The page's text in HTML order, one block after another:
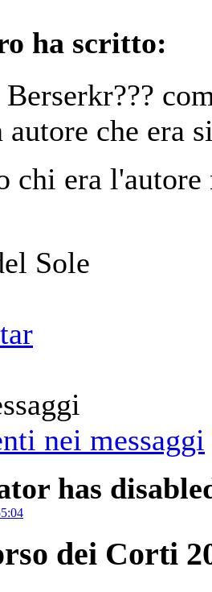
ha scritto:
autore che era
chi era
Sole
has
dei Corti